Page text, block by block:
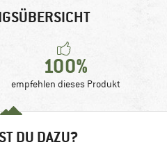
100%
empfehlen dieses Produkt
DU DAZU?